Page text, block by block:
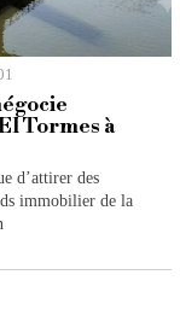
Tormes à
d’attirer des
immobilier de la